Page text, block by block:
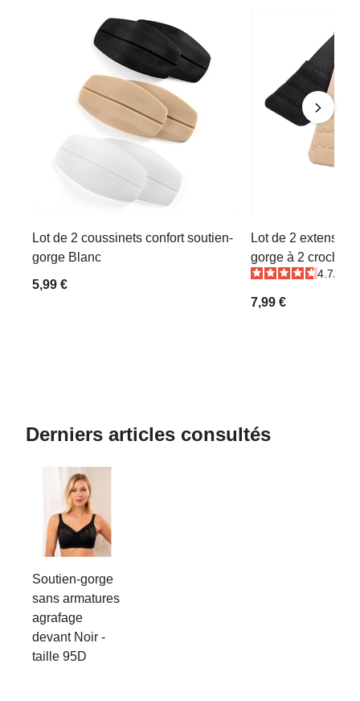
Lot de 2 coussinets confort soutien-
gorge Blanc
5,99 €
Lot de 2
gorge à 2 crochets
4.7/
7,99 €
Derniers articles consultés
Soutien-gorge
sans armatures
agrafage
devant Noir -
taille 95D